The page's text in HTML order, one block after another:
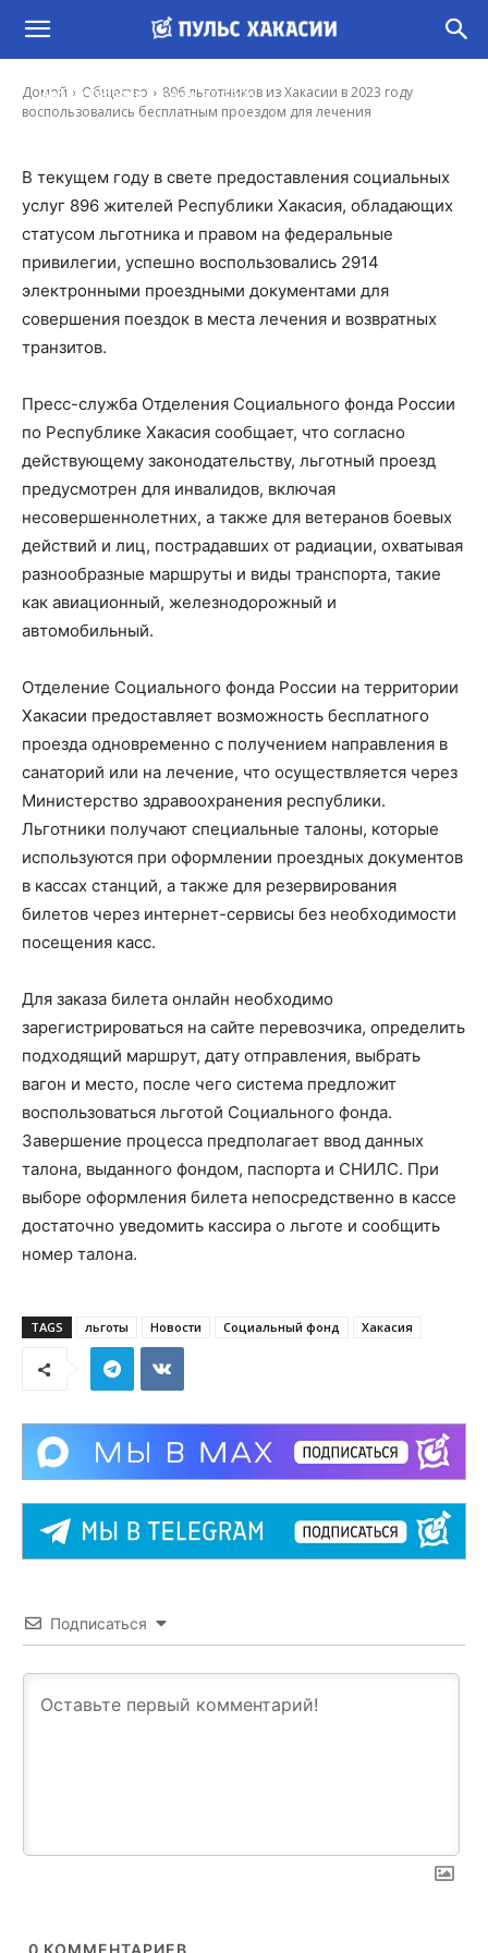
Домой Общество
896 льготников из Хакасии в 2023 году
воспользовались бесплатным проездом для лечения
воспользовались бесплатным проездом для
лечения
Артём Королёв - 5 Фев, 2024 9:06
В текущем году в свете предоставления социальных
услуг 896 жителей Республики Хакасия, обладающих
статусом льготника и правом на федеральные
привилегии, успешно воспользовались 2914
электронными проездными документами для
совершения поездок в места лечения и возвратных
транзитов.
Пресс-служба Отделения Социального фонда России
по Республике Хакасия сообщает, что согласно
действующему законодательству, льготный проезд
предусмотрен для инвалидов, включая
несовершеннолетних, а также для ветеранов боевых
действий и лиц, пострадавших от радиации, охватывая
разнообразные маршруты и виды транспорта, такие
как авиационный, железнодорожный и
автомобильный.
Отделение Социального фонда России на территории
Хакасии предоставляет возможность бесплатного
проезда одновременно с получением направления в
санаторий или на лечение, что осуществляется через
Министерство здравоохранения республики.
Льготники получают специальные талоны, которые
используются при оформлении проездных документов
в кассах станций, а также для резервирования
билетов через интернет-сервисы без необходимости
посещения касс.
Для заказа билета онлайн необходимо
зарегистрироваться на сайте перевозчика, определить
подходящий маршрут, дату отправления, выбрать
вагон и место, после чего система предложит
воспользоваться льготой Социального фонда.
Завершение процесса предполагает ввод данных
талона, выданного фондом, паспорта и СНИЛС. При
выборе оформления билета непосредственно в кассе
достаточно уведомить кассира о льготе и сообщить
номер талона.
TAGS льготы Новости Социальный фонд Хакасия
Подписаться
0 КОММЕНТАРИЕВ